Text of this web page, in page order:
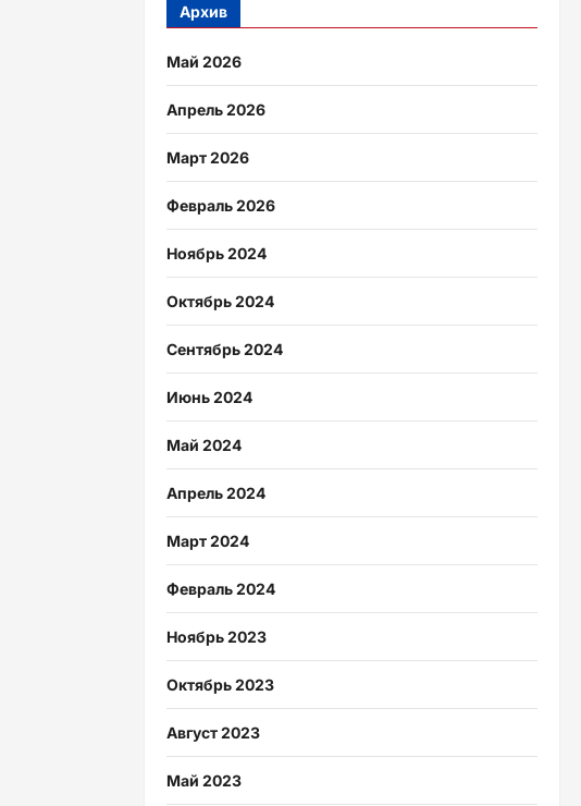
Архив
Май 2026
Апрель 2026
Март 2026
Февраль 2026
Ноябрь 2024
Октябрь 2024
Сентябрь 2024
Июнь 2024
Май 2024
Апрель 2024
Март 2024
Февраль 2024
Ноябрь 2023
Октябрь 2023
Август 2023
Май 2023